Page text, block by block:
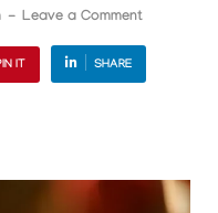
- Leave a Comment
IT SHARE